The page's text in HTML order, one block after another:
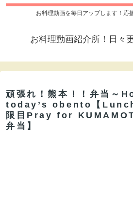
お料理動画を毎日アップします！応
お料理動画紹介所！日々
頑張れ！熊本！！弁当～
today’s obento【
限目Pray for
弁当】